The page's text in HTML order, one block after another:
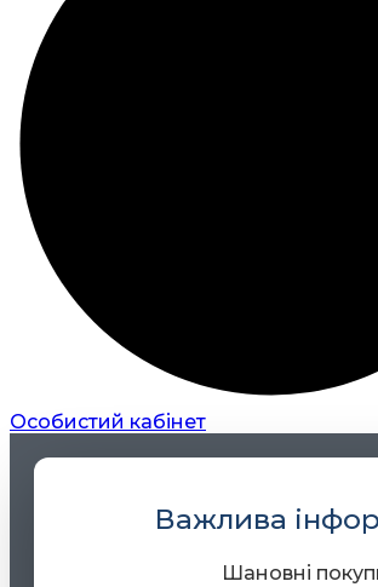
Особистий кабінет
Важлива
Шановні